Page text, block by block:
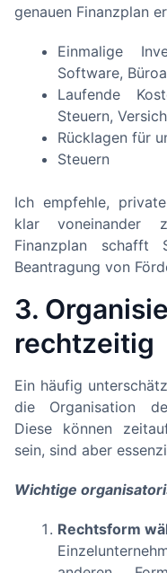
genauen Finanzplan
Einmalige
Software,
Laufende
Steuern,
Rücklagen für
Steuern
Ich empfehle,
klar voneinander
Finanzplan schafft
Beantragung von
3.
rechtzeitig
Ein häufig
die Organisation
Diese können
sein, sind aber
Wichtige
Rechtsform